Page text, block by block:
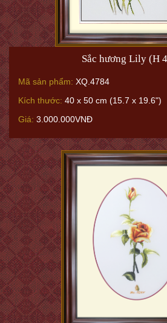
Một sớm ngày Xuân 2
Mã sản phẩm:
0939 - HH5
Kích thước:
40 x 50cm (15.7 x 19.7")
Giá:3.000.000VNĐ